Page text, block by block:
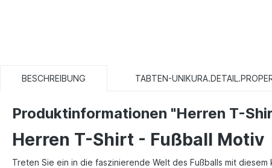
BESCHREIBUNG TABTEN-
Produktinformationen "Herren T-
Herren T-Shirt - Fußball Motiv
Treten Sie ein in die faszinierende Welt des Fußballs mit